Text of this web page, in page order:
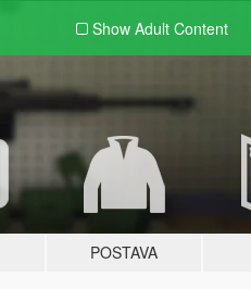
Show Adult Content
POSTAVA